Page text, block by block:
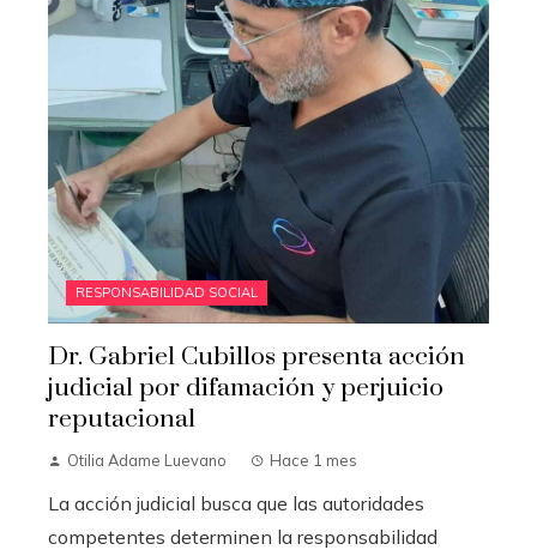
RESPONSABILIDAD SOCIAL
Dr. Gabriel Cubillos presenta acción
judicial por difamación y perjuicio
reputacional
Otilia Adame Luevano Hace 1 mes
La acción judicial busca que las autoridades
competentes determinen la responsabilidad